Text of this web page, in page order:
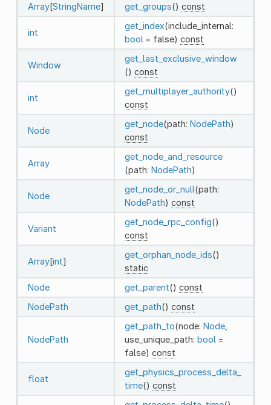
Array[StringName] get_groups() const
int
get_index(include_internal:
bool = false) const
Window
get_last_exclusive_window
() const
int
get_multiplayer_authority()
const
Node
get_node(path: NodePath)
const
Array
get_node_and_resource
(path: NodePath)
Node
get_node_or_null(path:
NodePath) const
Variant
get_node_rpc_config()
const
Array[int]
get_orphan_node_ids()
static
Node
get_parent() const
NodePath
get_path() const
NodePath
get_path_to(node: Node,
use_unique_path: bool =
false) const
float
get_physics_process_delta_
time() const